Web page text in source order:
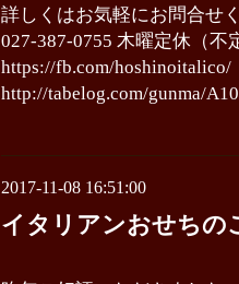
詳しくはお気軽にお問合せ
027-387-0755 木曜定休（不
https://fb.com/hoshinoitalico/
http://tabelog.com/gunma/
2017-11-08 16:51:00
イタリアンおせちの